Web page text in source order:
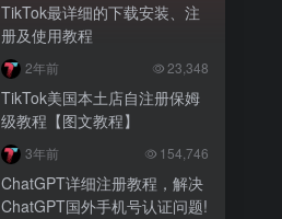
TikTok最详细的下载安装、注
册及使用教程
2年前 23,348
TikTok美国本土店自注册保姆
级教程【图文教程】
3年前 154,746
ChatGPT详细注册教程，解决
ChatGPT国外手机号认证问题!